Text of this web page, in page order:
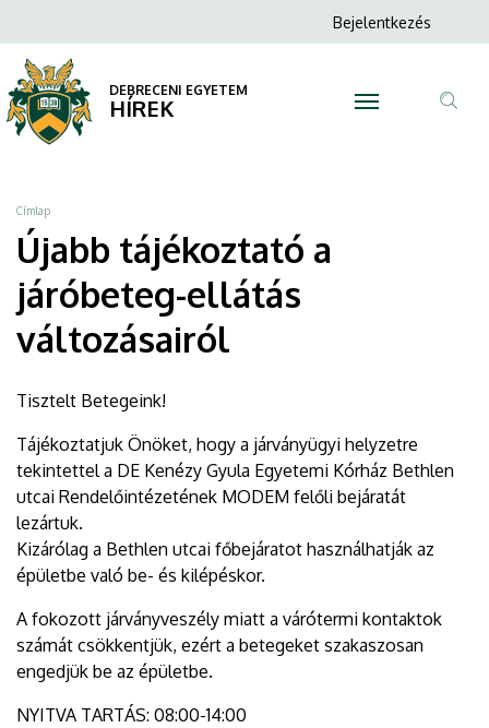
tájékoztató
a
járóbeteg-
ellátás
változásairól
DEBRECENI
a
tartalomra
Anonim
menüje
Bejelentkezés
DEBRECENI EGYETEM
HÍREK
Morzsa
Címlap
Újabb tájékoztató a
járóbeteg-ellátás
változásairól
Tisztelt Betegeink!
Tájékoztatjuk Önöket, hogy a járványügyi helyzetre
tekintettel a DE Kenézy Gyula Egyetemi Kórház Bethlen
utcai Rendelőintézetének MODEM felőli bejáratát
lezártuk.
Kizárólag a Bethlen utcai főbejáratot használhatják az
épületbe való be- és kilépéskor.
A fokozott járványveszély miatt a várótermi kontaktok
számát csökkentjük, ezért a betegeket szakaszosan
engedjük be az épületbe.
NYITVA TARTÁS: 08:00-14:00